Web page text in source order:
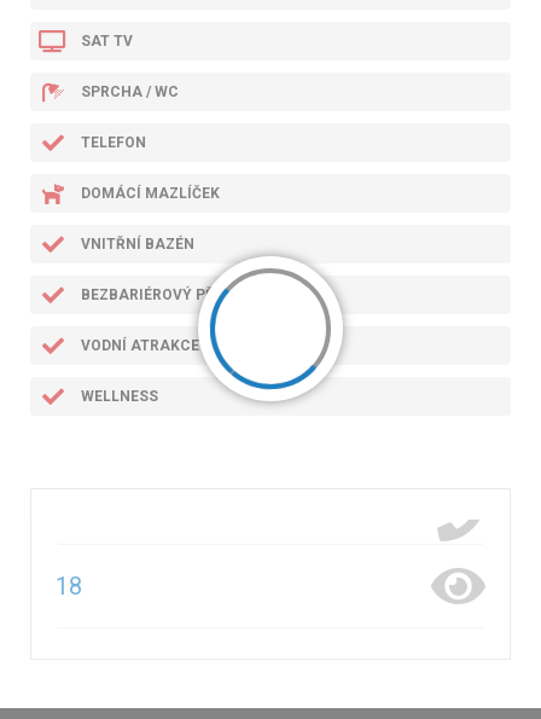
SAT TV
SPRCHA / WC
TELEFON
DOMÁCÍ MAZLÍČEK
VNITŘNÍ BAZÉN
BEZBARIÉROVÝ PŘÍSTUP
VODNÍ ATRAKCE
WELLNESS
18